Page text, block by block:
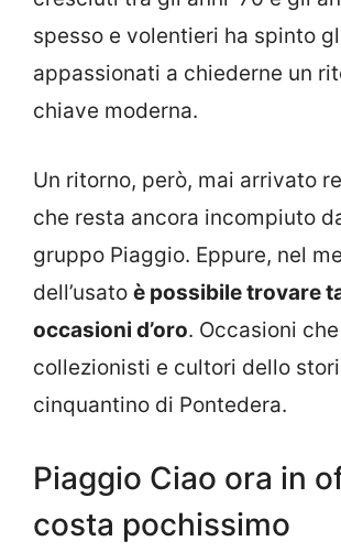
spesso e volentieri ha spinto
appassionati a chiederne un
chiave moderna.
Un ritorno, però, mai arrivato
che resta ancora incompiuto
gruppo Piaggio. Eppure, nel
dell’usato è possibile trovare
occasioni d’oro. Occasioni
collezionisti e cultori dello
cinquantino di Pontedera.
Piaggio Ciao ora in
costa pochissimo